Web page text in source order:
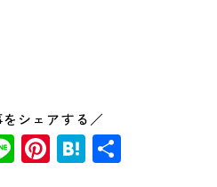
シェアする／
LinePinterest
Hatena